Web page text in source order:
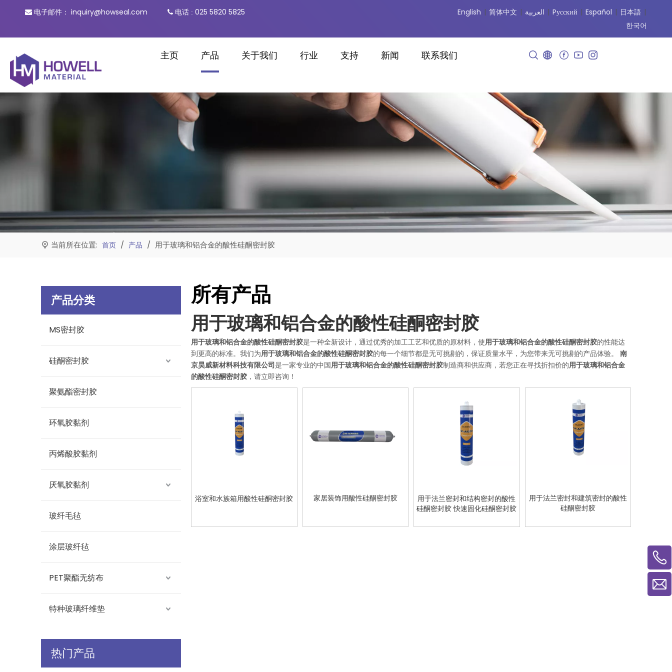
 电子邮件： inquiry@howseal.com  电话 : 025 5820 5825 English | 简体中文 | العربية | Pусский | Español | 日本語 |
한국어
主页 产品 关于我们 行业 支持 新闻 联系我们
当前所在位置: 首页 / 产品 / 用于玻璃和铝合金的酸性硅酮密封胶
产品分类
MS密封胶
硅酮密封胶
聚氨酯密封胶
环氧胶黏剂
丙烯酸胶黏剂
厌氧胶黏剂
玻纤毛毡
涂层玻纤毡
PET聚酯无纺布
特种玻璃纤维垫
热门产品
所有产品
用于玻璃和铝合金的酸性硅酮密封胶
用于玻璃和铝合金的酸性硅酮密封胶是一种全新设计，通过优秀的加工工艺和优质的原材料，使用于玻璃和铝合金的酸性硅酮密封胶的性能达
到更高的标准。我们为用于玻璃和铝合金的酸性硅酮密封胶的每一个细节都是无可挑剔的，保证质量水平，为您带来无可挑剔的产品体验。 南
京昊威新材料科技有限公司是一家专业的中国用于玻璃和铝合金的酸性硅酮密封胶制造商和供应商，若您正在寻找折扣价的用于玻璃和铝合金
的酸性硅酮密封胶 ，请立即咨询！
浴室和水族箱用酸性硅酮密封胶 家居装饰用酸性硅酮密封胶
用于法兰密封和结构密封的酸性
硅酮密封胶 快速固化硅酮密封胶
用于法兰密封和建筑密封的酸性
硅酮密封胶